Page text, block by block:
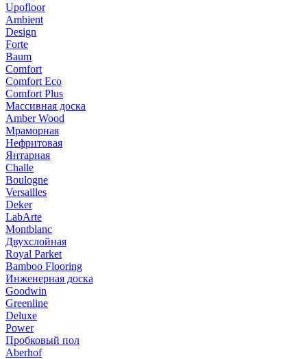
Upofloor
Ambient
Design
Forte
Baum
Comfort
Comfort Eco
Comfort Plus
Массивная доска
Amber Wood
Мраморная
Нефритовая
Янтарная
Challe
Boulogne
Versailles
Deker
LabArte
Montblanc
Двухслойная
Royal Parket
Bamboo Flooring
Инженерная доска
Goodwin
Greenline
Deluxe
Power
Пробковый пол
Aberhof